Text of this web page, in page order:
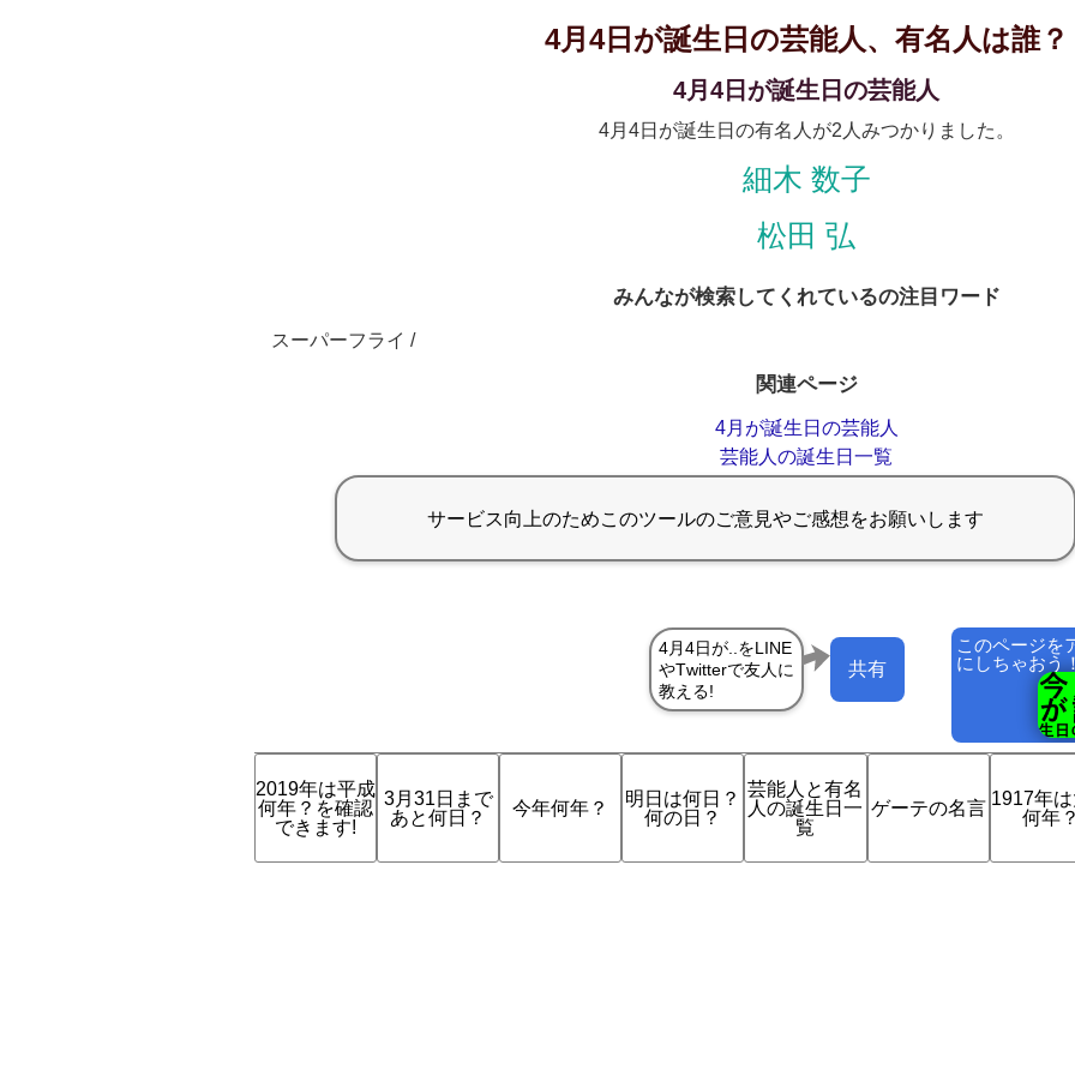
4月4日が誕生日の芸能人、有名人は誰？
4月4日が誕生日の芸能人
4月4日が誕生日の有名人が2人みつかりました。
細木 数子
松田 弘
みんなが検索してくれているの注目ワード
スーパーフライ /
関連ページ
4月が誕生日の芸能人
芸能人の誕生日一覧
このページを
にしちゃおう
共有
2019年は平成
何年？を確認
できます!
3月31日まで
あと何日？
今年何年？
明日は何日？
何の日？
芸能人と有名
人の誕生日一
覧
ゲーテの名言 1917年
何年？